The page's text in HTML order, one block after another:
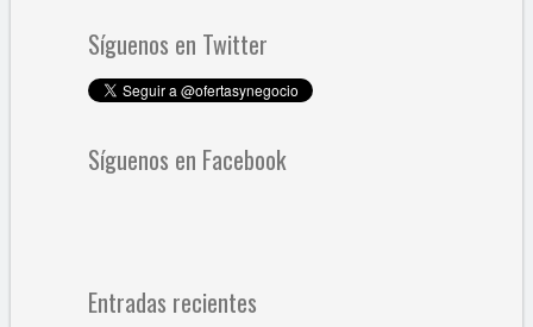
Síguenos en Twitter
Síguenos en Facebook
Entradas recientes